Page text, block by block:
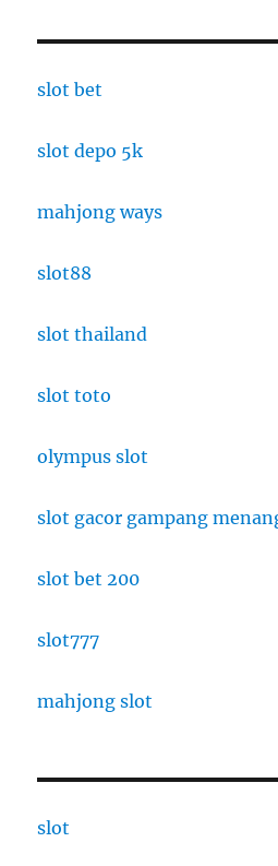
slot bet
slot depo 5k
mahjong ways
slot88
slot thailand
slot toto
olympus slot
slot gacor gampang
slot bet 200
slot777
mahjong slot
slot